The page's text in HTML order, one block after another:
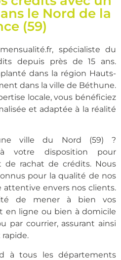
le Nord de la
(59)
, spécialiste du
depuis près de 15 ans.
dans la région Hauts-
dans la ville de Béthune.
locale, vous bénéficiez
et adaptée à la réalité
ville du Nord (59) ?
votre disposition pour
de rachat de crédits. Nous
pour la qualité de nos
envers nos clients.
de mener à bien vos
en ligne ou bien à domicile
par courrier, assurant ainsi
à tous les départements